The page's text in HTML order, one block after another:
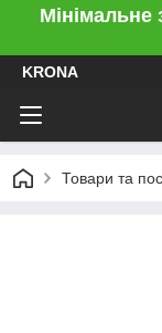
Мінімальне
KRONA
Товари та